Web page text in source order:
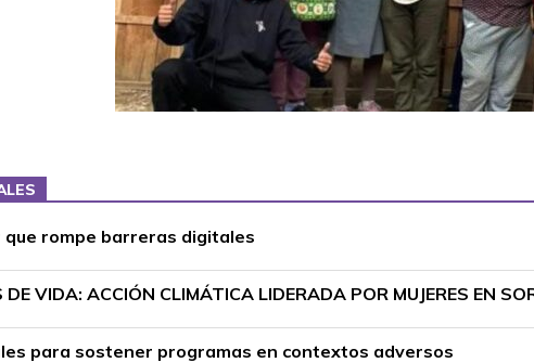
que rompe barreras digitales
VIDA: ACCIÓN CLIMÁTICA LIDERADA POR MUJERES EN
para sostener programas en contextos adversos